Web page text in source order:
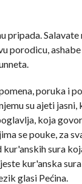
pripada. Salavate
porodicu,
poruka i
su ajeti
koja
se pouke, za
kur'anskih sura
kur'anska
glasi Pećina.